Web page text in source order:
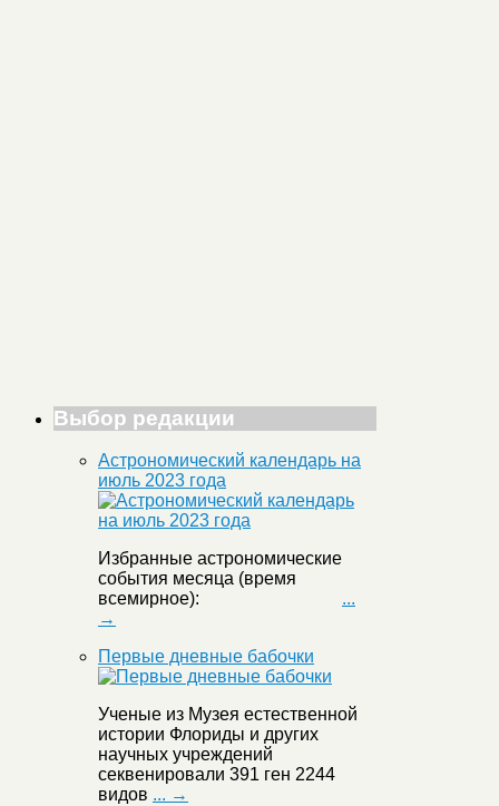
Выбор редакции
Астрономический календарь на
июль 2023 года
Избранные астрономические
события месяца (время
всемирное): ...
→
Первые дневные бабочки
Ученые из Музея естественной
истории Флориды и других
научных учреждений
секвенировали 391 ген 2244
видов ... →